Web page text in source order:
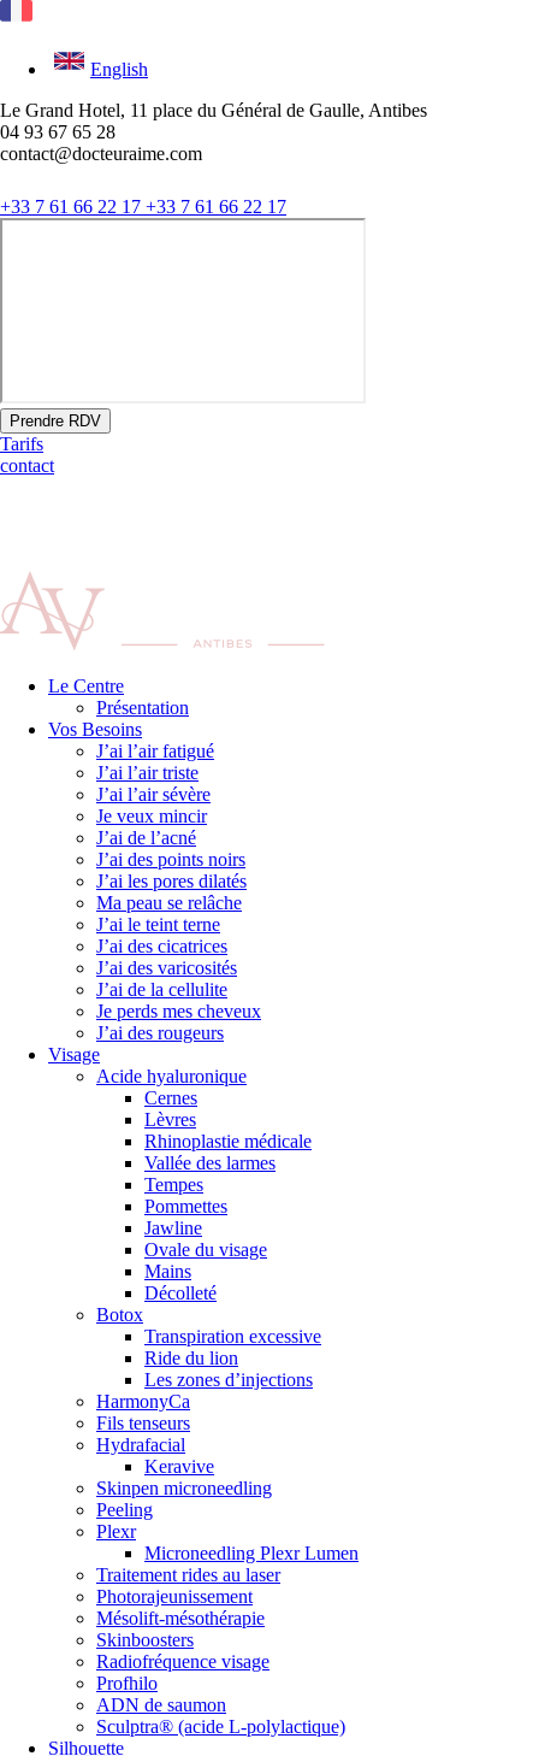
English
Le Grand Hotel, 11 place du Général de Gaulle, Antibes
04 93 67 65 28
contact@docteuraime.com
+33 7 61 66 22 17 +33 7 61 66 22 17
Prendre RDV
Tarifs
contact
Le Centre
Présentation
Vos Besoins
J’ai l’air fatigué
J’ai l’air triste
J’ai l’air sévère
Je veux mincir
J’ai de l’acné
J’ai des points noirs
J’ai les pores dilatés
Ma peau se relâche
J’ai le teint terne
J’ai des cicatrices
J’ai des varicosités
J’ai de la cellulite
Je perds mes cheveux
J’ai des rougeurs
Visage
Acide hyaluronique
Cernes
Lèvres
Rhinoplastie médicale
Vallée des larmes
Tempes
Pommettes
Jawline
Ovale du visage
Mains
Décolleté
Botox
Transpiration excessive
Ride du lion
Les zones d’injections
HarmonyCa
Fils tenseurs
Hydrafacial
Keravive
Skinpen microneedling
Peeling
Plexr
Microneedling Plexr Lumen
Traitement rides au laser
Photorajeunissement
Mésolift-mésothérapie
Skinboosters
Radiofréquence visage
Profhilo
ADN de saumon
Sculptra® (acide L-polylactique)
Silhouette